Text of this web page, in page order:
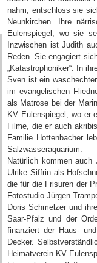
nahm, entschloss sie
Neunkirchen. Ihre
Eulenspiegel, wo sie
Inzwischen ist Judith
Reden. Sie engagiert
„Katastrophoniker“. In
Sven ist ein
im evangelischen
als Matrose bei der
KV Eulenspiegel, wo er
Filme, die er auch
Familie Hottenbacher
Salzwasseraquarium.
Natürlich kommen
Ulrike Siffrin als
die für die Frisuren der
Fotostudio Jürgen
Doris Schmelzer und
Saar-Pfalz und der
finanziert der Haus-
Decker.
Heimatverein KV